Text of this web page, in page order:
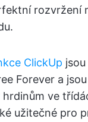
rozvržení
ClickUp
Forever a
ve
užitečné pro